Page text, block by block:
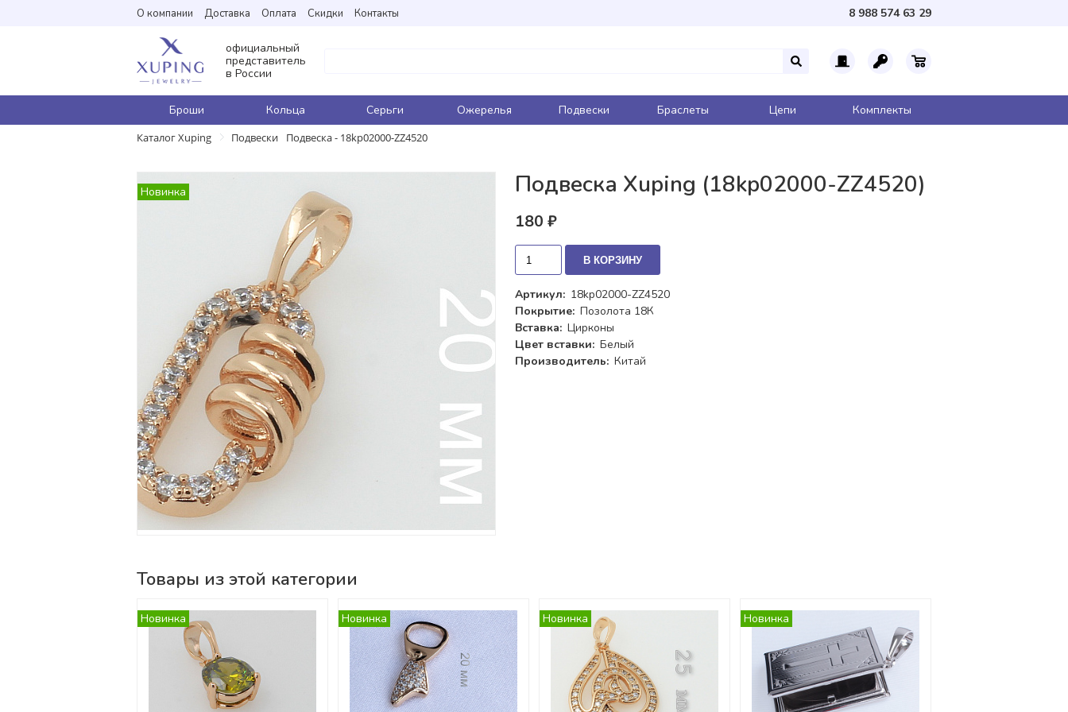
О компании Доставка Оплата Скидки Контакты 8 988 574 63 29
официальный
представитель
в России
Броши Кольца Серьги Ожерелья Подвески Браслеты Цепи Комплекты
Каталог Xuping Подвески Подвеска - 18kp02000-ZZ4520
Новинка Подвеска Xuping (18kp02000-ZZ4520)
180 ₽
В КОРЗИНУ
Артикул: 18kp02000-ZZ4520
Покрытие: Позолота 18К
Вставка: Цирконы
Цвет вставки: Белый
Производитель: Китай
Товары из этой категории
Новинка Новинка Новинка Новинка